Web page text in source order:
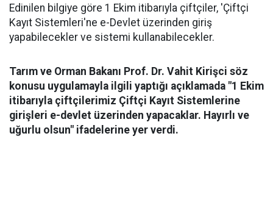
Edinilen bilgiye göre 1 Ekim itibarıyla çiftçiler, 'Çiftçi
Kayıt Sistemleri'ne e-Devlet üzerinden giriş
yapabilecekler ve sistemi kullanabilecekler.
Tarım ve Orman Bakanı Prof. Dr. Vahit Kirişci söz
konusu uygulamayla ilgili yaptığı açıklamada "1 Ekim
itibarıyla çiftçilerimiz Çiftçi Kayıt Sistemlerine
girişleri e-devlet üzerinden yapacaklar. Hayırlı ve
uğurlu olsun" ifadelerine yer verdi.